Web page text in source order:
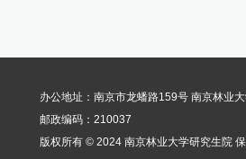
办公地址：南京市龙蟠路159号 南京林业
邮政编码：210037
版权所有 © 2024 南京林业大学研究生院